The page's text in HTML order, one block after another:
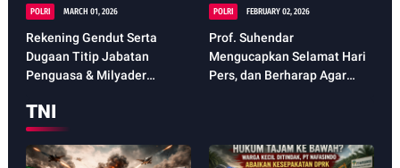
POLRI MARCH 01, 2026
Rekening Gendut Serta
Dugaan Titip Jabatan
Penguasa & Milyader
Negara
POLRI FEBRUARY 02, 2026
Prof. Suhendar
Mengucapkan Selamat Hari
Pers, dan Berharap Agar
TNI